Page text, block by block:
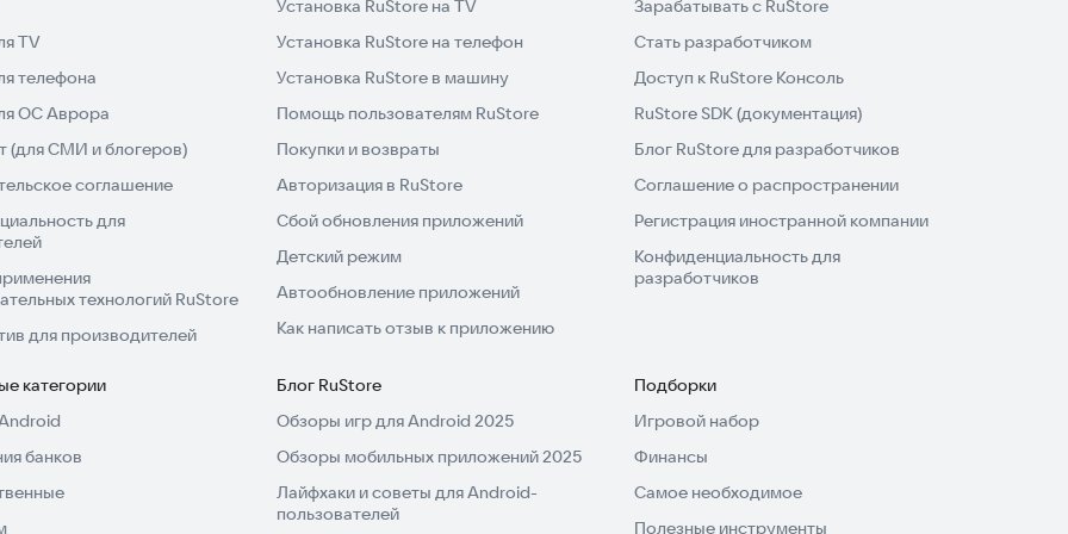
рушится, каждое решение на вес золота.
FPS про зомби, симуляторы выживания или
игре.
силу сжигать, уничтожать и перехитрить
и настоящих испытаний — без повторений.
предлагает свежий взгляд на огненный бой. Каждая
безумным врагам и обновлениям в реальном
или выживать в конце света? Добро
TV
телефона
ОС Аврора
(для СМИ и блогеров)
соглашение
для
технологий RuStore
для производителей
Установка RuStore на TV
Установка RuStore на телефон
Установка RuStore в машину
Помощь пользователям RuStore
Покупки и возвраты
Авторизация в RuStore
Сбой обновления приложений
Детский режим
Автообновление приложений
Как написать отзыв к приложению
Зарабатывать с RuStore
Стать разработчиком
Доступ к RuStore Консоль
RuStore SDK (документация)
Блог RuStore для разработчиков
Соглашение о распространении
Регистрация иностранной компании
Конфиденциальность для
разработчиков
категории
банков
Блог RuStore
Обзоры игр для Android 2025
Обзоры мобильных приложений 2025
Лайфхаки и советы для Android-
пользователей
Подборки
Игровой набор
Финансы
Самое необходимое
Полезные инструменты